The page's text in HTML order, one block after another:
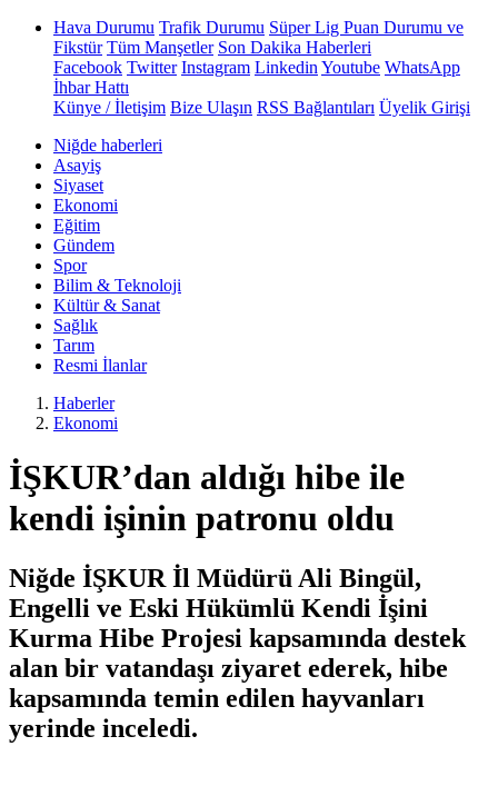
Hava Durumu Trafik Durumu Süper Lig Puan Durumu ve
Fikstür Tüm Manşetler Son Dakika Haberleri
Facebook Twitter Instagram Linkedin Youtube WhatsApp
İhbar Hattı
Künye / İletişim Bize Ulaşın RSS Bağlantıları Üyelik Girişi
Niğde haberleri
Asayiş
Siyaset
Ekonomi
Eğitim
Gündem
Spor
Bilim & Teknoloji
Kültür & Sanat
Sağlık
Tarım
Resmi İlanlar
Haberler
Ekonomi
İŞKUR’dan aldığı hibe ile
kendi işinin patronu oldu
Niğde İŞKUR İl Müdürü Ali Bingül,
Engelli ve Eski Hükümlü Kendi İşini
Kurma Hibe Projesi kapsamında destek
alan bir vatandaşı ziyaret ederek, hibe
kapsamında temin edilen hayvanları
yerinde inceledi.